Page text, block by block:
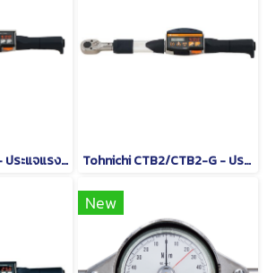
Tohnichi CEM3-P - ประแจแรงบิดดิจิตอลชนิดหัวเปลี่ยนได้ Tohnichi CTB2/CTB2-G - ประแจปอนด์แบบดิจิทัล
New